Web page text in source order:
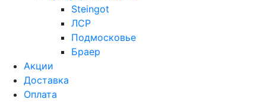
Steingot
ЛСР
Подмосковье
Браер
Акции
Доставка
Оплата